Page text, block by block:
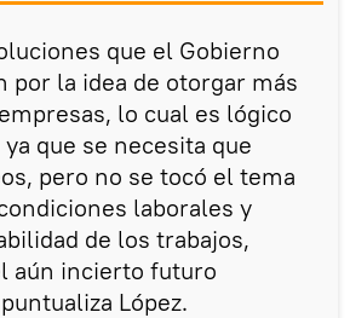
que el Gobierno
por la idea de otorgar más
lo cual es lógico
que se necesita que
pero no se tocó el tema
laborales y
de los trabajos,
aún incierto futuro
López.